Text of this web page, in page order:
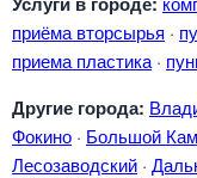
приёма вторсырья ·
приема пластика ·
Другие города:
Фокино · Большой
Лесозаводский ·